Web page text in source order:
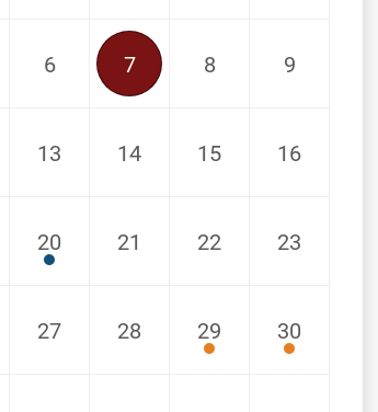
6 7 8 9
13 14 15 16
20 21 22 23
27 28 29 30